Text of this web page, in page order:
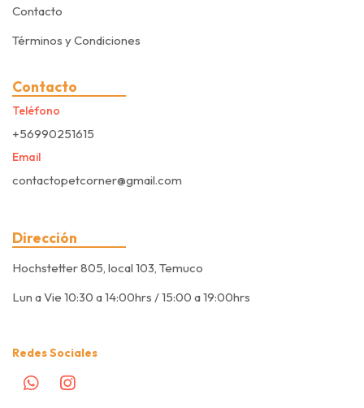
Contacto
Términos y Condiciones
Contacto
Teléfono
+56990251615
Email
contactopetcorner@gmail.com
Dirección
Hochstetter 805, local 103, Temuco
Lun a Vie 10:30 a 14:00hrs / 15:00 a 19:00hrs
Redes Sociales